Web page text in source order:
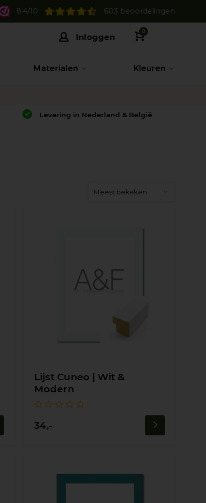
8.4/10 603 beoordelingen
Inloggen
0
Materialen Kleuren
Levering in Nederland & België
Lijst Cuneo | Wit &
Modern
34,-